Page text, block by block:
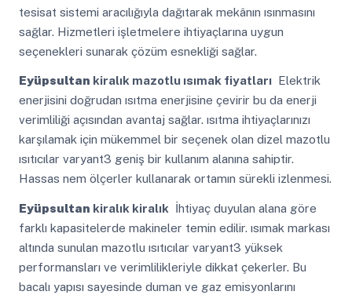
tesisat sistemi aracılığıyla dağıtarak mekânın ısınmasını
sağlar. Hizmetleri işletmelere ihtiyaçlarına uygun
seçenekleri sunarak çözüm esnekliği sağlar.
Eyüpsultan kiralık mazotlu ısımak fiyatlarıElektrik
enerjisini doğrudan ısıtma enerjisine çevirir bu da enerji
verimliliği açısından avantaj sağlar. ısıtma ihtiyaçlarınızı
karşılamak için mükemmel bir seçenek olan dizel mazotlu
ısıtıcılar varyant3 geniş bir kullanım alanına sahiptir.
Hassas nem ölçerler kullanarak ortamın sürekli izlenmesi.
Eyüpsultan kiralık kiralık İhtiyaç duyulan alana göre
farklı kapasitelerde makineler temin edilir. ısımak markası
altında sunulan mazotlu ısıtıcılar varyant3 yüksek
performansları ve verimlilikleriyle dikkat çekerler. Bu
bacalı yapısı sayesinde duman ve gaz emisyonlarını